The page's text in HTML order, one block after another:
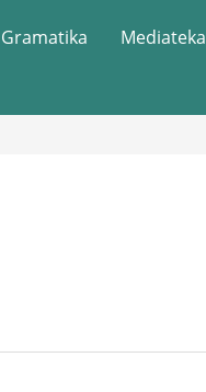
Gramatika Mediateka